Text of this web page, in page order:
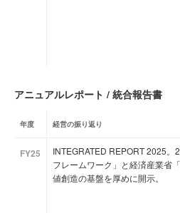
アニュアルレポート / 統合報告書
年度 経営の振り返り
FY25
INTEGRATED REPORT 2025
フレームワーク」と経済産業省
値創造の基盤を厚めに開示。